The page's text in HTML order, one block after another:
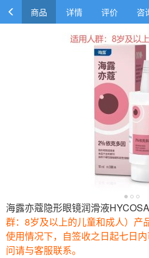
商品 详情 评价 咨
海露亦蔻隐形眼镜润滑液
群：8岁及以上的儿童和成人）产
使用情况下，自签收之日起七日
问请与客服联系。